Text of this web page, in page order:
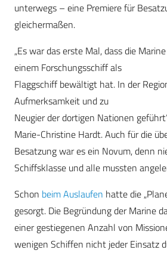
unterwegs – eine Premiere für
gleichermaßen.
„Es war das erste Mal, dass die
einem Forschungsschiff als
Flaggschiff bewältigt hat. In der
Aufmerksamkeit und zu
Neugier der dortigen Nationen
Marie-Christine Hardt. Auch für die
Besatzung war es ein Novum, denn
Schiffsklasse und alle mussten
Schon beim Auslaufen hatte die
gesorgt. Die Begründung der Marine
einer gestiegenen Anzahl von
wenigen Schiffen nicht jeder Einsatz